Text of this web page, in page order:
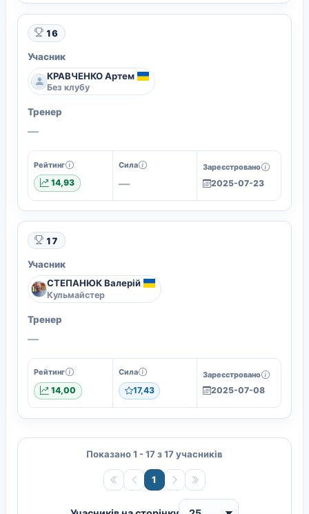
16
Учасник
КРАВЧЕНКО Артем
Без клубу
Тренер
—
Рейтинг
14,93
Сила
—
Зареєстровано
2025-07-23
17
Учасник
СТЕПАНЮК Валерій
Кульмайстер
Тренер
—
Рейтинг
14,00
Сила
17,43
Зареєстровано
2025-07-08
Показано 1 - 17 з 17 учасників
1